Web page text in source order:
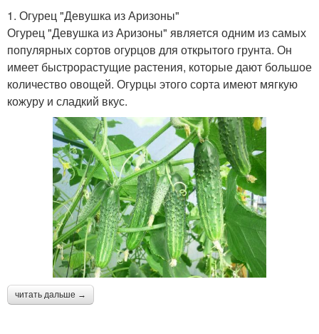
1. Огурец "Девушка из Аризоны"
Огурец "Девушка из Аризоны" является одним из самых
популярных сортов огурцов для открытого грунта. Он
имеет быстрорастущие растения, которые дают большое
количество овощей. Огурцы этого сорта имеют мягкую
кожуру и сладкий вкус.
читать дальше →